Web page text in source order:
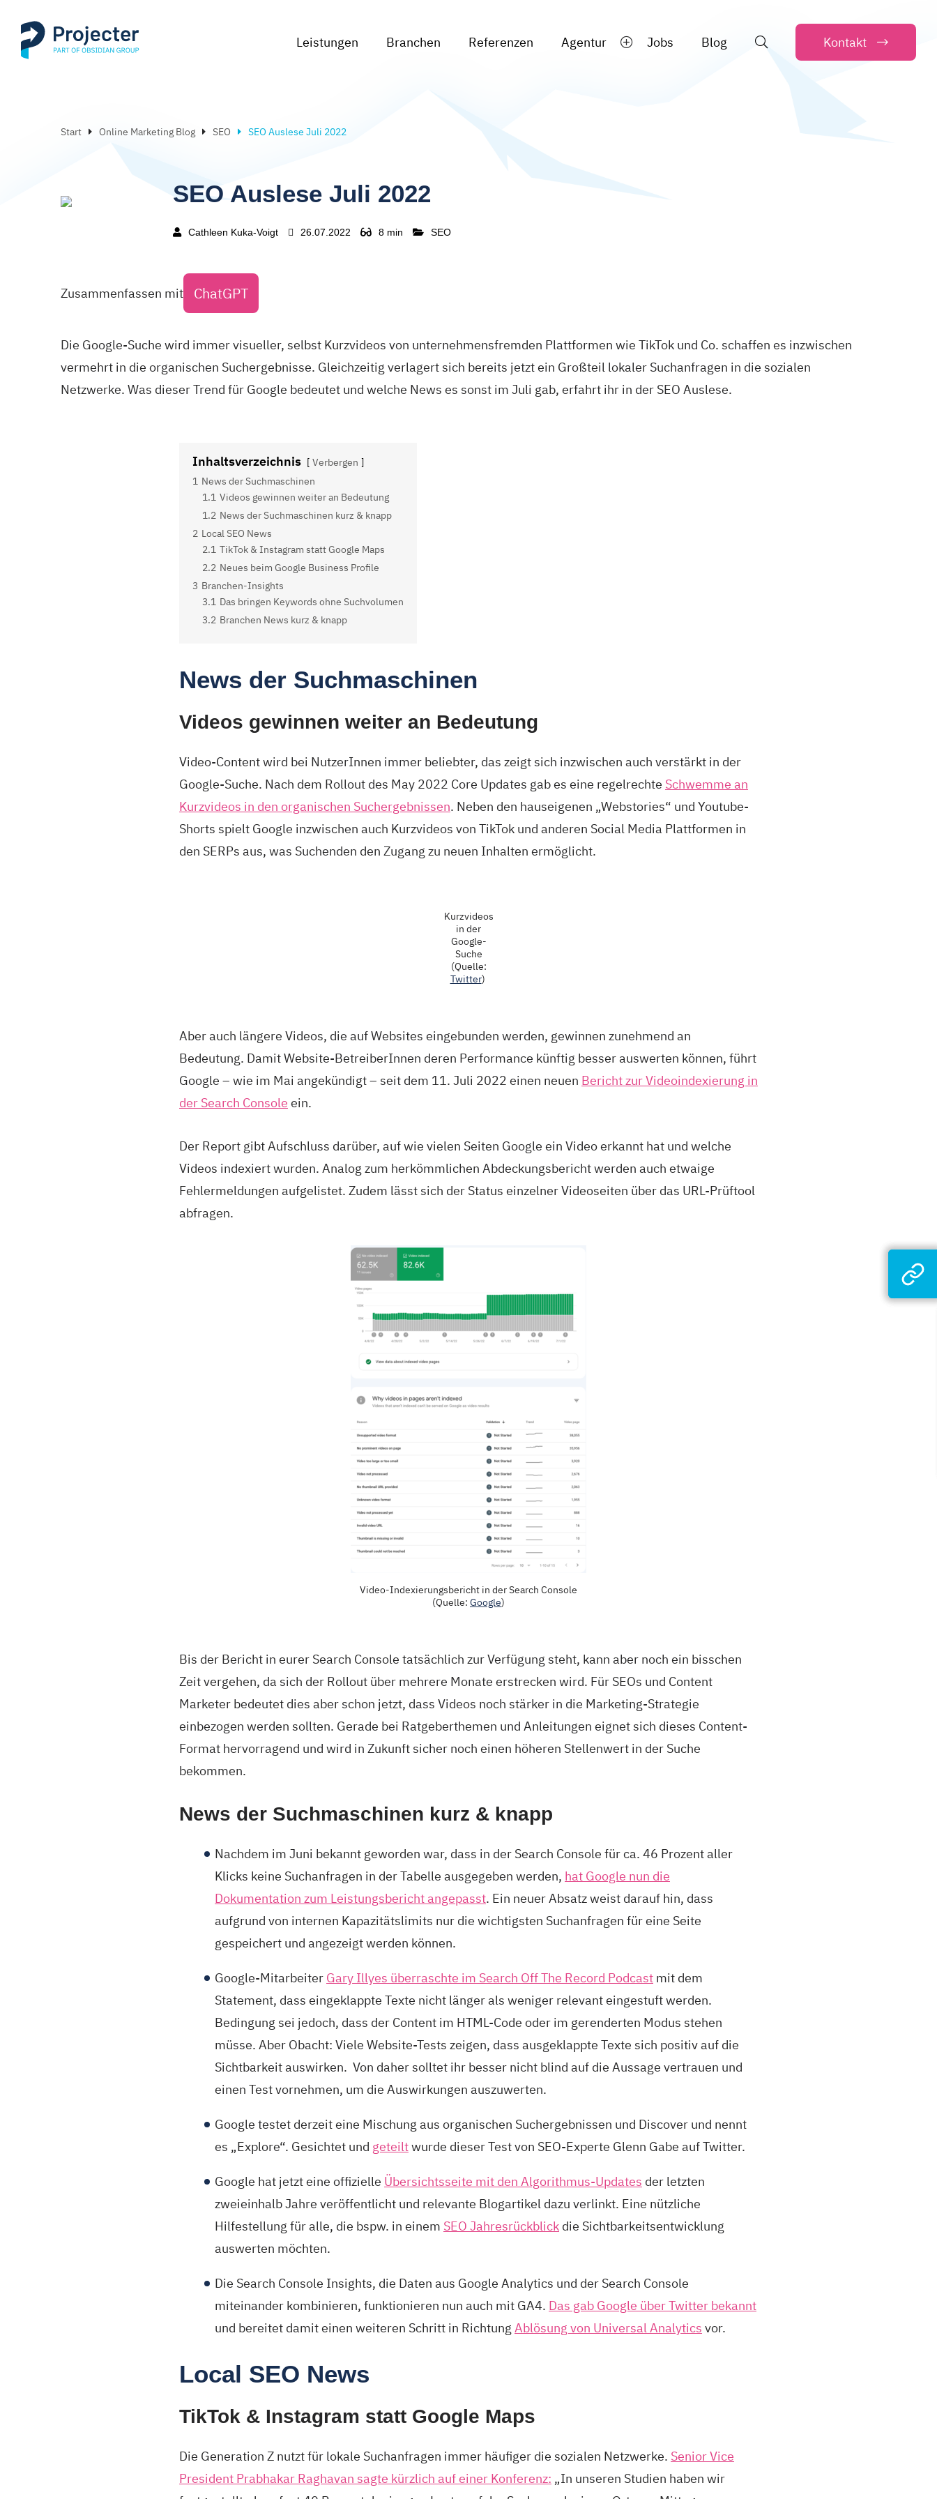
Leistungen Branchen Referenzen Agentur Jobs Blog Kontakt
Start Online Marketing Blog SEO SEO Auslese Juli 2022
SEO Auslese Juli 2022
Cathleen Kuka-Voigt 26.07.2022 8 min SEO
Zusammenfassen mit ChatGPT
Die Google-Suche wird immer visueller, selbst Kurzvideos von unternehmensfremden Plattformen wie TikTok und Co. schaffen es inzwischen
vermehrt in die organischen Suchergebnisse. Gleichzeitig verlagert sich bereits jetzt ein Großteil lokaler Suchanfragen in die sozialen
Netzwerke. Was dieser Trend für Google bedeutet und welche News es sonst im Juli gab, erfahrt ihr in der SEO Auslese.
Inhaltsverzeichnis
Verbergen
1 News der Suchmaschinen
1.1 Videos gewinnen weiter an Bedeutung
1.2 News der Suchmaschinen kurz & knapp
2 Local SEO News
2.1 TikTok & Instagram statt Google Maps
2.2 Neues beim Google Business Profile
3 Branchen-Insights
3.1 Das bringen Keywords ohne Suchvolumen
3.2 Branchen News kurz & knapp
News der Suchmaschinen
Videos gewinnen weiter an Bedeutung
Video-Content wird bei NutzerInnen immer beliebter, das zeigt sich inzwischen auch verstärkt in der
Google-Suche. Nach dem Rollout des May 2022 Core Updates gab es eine regelrechte Schwemme an
Kurzvideos in den organischen Suchergebnissen. Neben den hauseigenen „Webstories“ und Youtube-
Shorts spielt Google inzwischen auch Kurzvideos von TikTok und anderen Social Media Plattformen in
den SERPs aus, was Suchenden den Zugang zu neuen Inhalten ermöglicht.
Kurzvideos
in der
Google-
Suche
(Quelle:
Twitter)
Aber auch längere Videos, die auf Websites eingebunden werden, gewinnen zunehmend an
Bedeutung. Damit Website-BetreiberInnen deren Performance künftig besser auswerten können, führt
Google – wie im Mai angekündigt – seit dem 11. Juli 2022 einen neuen Bericht zur Videoindexierung in
der Search Console ein.
Der Report gibt Aufschluss darüber, auf wie vielen Seiten Google ein Video erkannt hat und welche
Videos indexiert wurden. Analog zum herkömmlichen Abdeckungsbericht werden auch etwaige
Fehlermeldungen aufgelistet. Zudem lässt sich der Status einzelner Videoseiten über das URL-Prüftool
abfragen.
Video-Indexierungsbericht in der Search Console
(Quelle: Google)
Bis der Bericht in eurer Search Console tatsächlich zur Verfügung steht, kann aber noch ein bisschen
Zeit vergehen, da sich der Rollout über mehrere Monate erstrecken wird. Für SEOs und Content
Marketer bedeutet dies aber schon jetzt, dass Videos noch stärker in die Marketing-Strategie
einbezogen werden sollten. Gerade bei Ratgeberthemen und Anleitungen eignet sich dieses Content-
Format hervorragend und wird in Zukunft sicher noch einen höheren Stellenwert in der Suche
bekommen.
News der Suchmaschinen kurz & knapp
Nachdem im Juni bekannt geworden war, dass in der Search Console für ca. 46 Prozent aller
Klicks keine Suchanfragen in der Tabelle ausgegeben werden, hat Google nun die
Dokumentation zum Leistungsbericht angepasst. Ein neuer Absatz weist darauf hin, dass
aufgrund von internen Kapazitätslimits nur die wichtigsten Suchanfragen für eine Seite
gespeichert und angezeigt werden können.
Google-Mitarbeiter Gary Illyes überraschte im Search Off The Record Podcast mit dem
Statement, dass eingeklappte Texte nicht länger als weniger relevant eingestuft werden.
Bedingung sei jedoch, dass der Content im HTML-Code oder im gerenderten Modus stehen
müsse. Aber Obacht: Viele Website-Tests zeigen, dass ausgeklappte Texte sich positiv auf die
Sichtbarkeit auswirken. Von daher solltet ihr besser nicht blind auf die Aussage vertrauen und
einen Test vornehmen, um die Auswirkungen auszuwerten.
Google testet derzeit eine Mischung aus organischen Suchergebnissen und Discover und nennt
es „Explore“. Gesichtet und geteiltwurde dieser Test von SEO-Experte Glenn Gabe auf Twitter.
Google hat jetzt eine offizielle Übersichtsseite mit den Algorithmus-Updates der letzten
zweieinhalb Jahre veröffentlicht und relevante Blogartikel dazu verlinkt. Eine nützliche
Hilfestellung für alle, die bspw. in einem SEO Jahresrückblick die Sichtbarkeitsentwicklung
auswerten möchten.
Die Search Console Insights, die Daten aus Google Analytics und der Search Console
miteinander kombinieren, funktionieren nun auch mit GA4. Das gab Google über Twitter bekannt
und bereitet damit einen weiteren Schritt in Richtung Ablösung von Universal Analytics vor.
Local SEO News
TikTok & Instagram statt Google Maps
Die Generation Z nutzt für lokale Suchanfragen immer häufiger die sozialen Netzwerke. Senior Vice
President Prabhakar Raghavan sagte kürzlich auf einer Konferenz: „In unseren Studien haben wir